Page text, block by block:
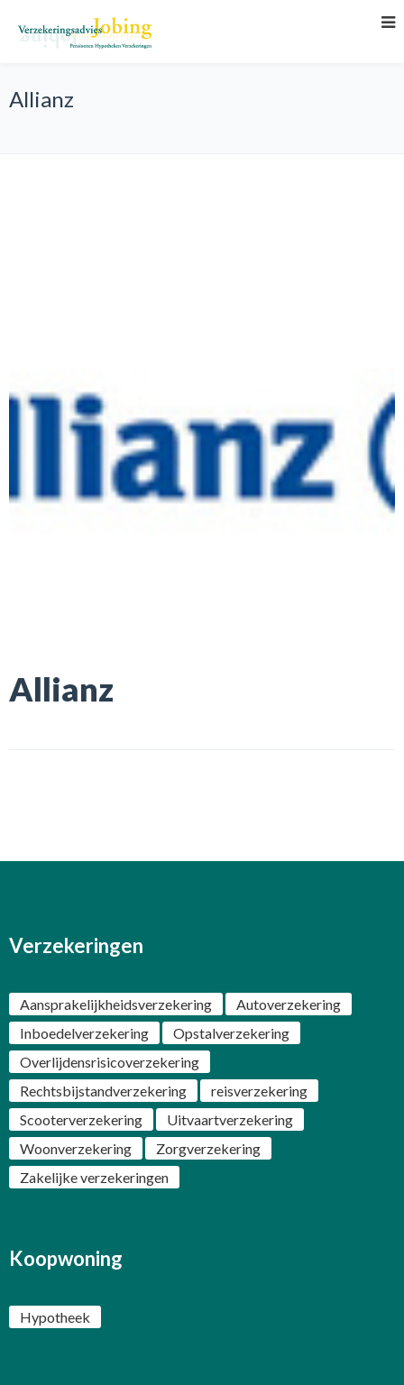
Allianz
Allianz
Verzekeringen
Aansprakelijkheidsverzekering
Autoverzekering
Inboedelverzekering
Opstalverzekering
Overlijdensrisicoverzekering
Rechtsbijstandverzekering
reisverzekering
Scooterverzekering
Uitvaartverzekering
Woonverzekering
Zorgverzekering
Zakelijke verzekeringen
Koopwoning
Hypotheek